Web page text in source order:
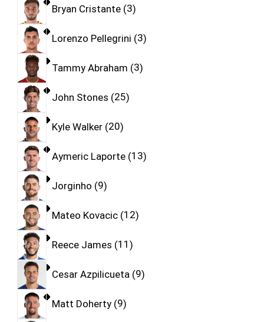
Bryan Cristante 3
Lorenzo Pellegrini 3
Tammy Abraham 3
John Stones 25
Kyle Walker 20
Aymeric Laporte 13
Jorginho 9
Mateo Kovacic 12
Reece James 11
Cesar Azpilicueta 9
Matt Doherty 9